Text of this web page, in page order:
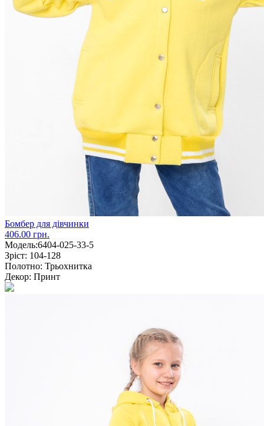
Бомбер для дівчинки
406.00 грн.
Модель:6404-025-33-5
Зріст: 104-128
Полотно: Трьохнитка
Декор: Принт